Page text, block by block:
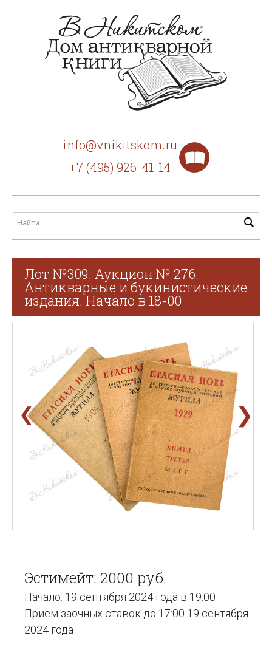
info@vnikitskom.ru
+7 (495) 926-41-14
Лот №309. Аукцион № 276.
Антикварные и букинистические
издания. Начало в 18-00
❮ ❯
Эстимейт: 2000 руб.
Начало: 19 сентября 2024 года в 19:00
Прием заочных ставок до 17:00 19 сентября
2024 года